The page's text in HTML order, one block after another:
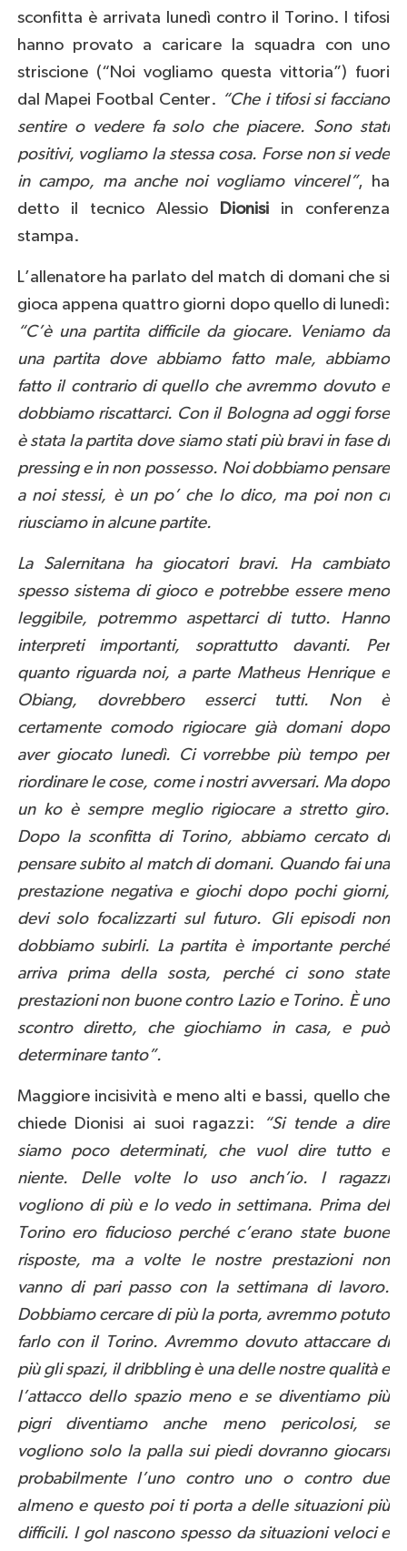
sconfitta è arrivata lunedì contro il Torino. I tifosi
hanno provato a caricare la squadra con uno
striscione (“Noi vogliamo questa vittoria”) fuori
dal Mapei Footbal Center. “Che i tifosi si facciano
sentire o vedere fa solo che piacere. Sono stati
positivi, vogliamo la stessa cosa. Forse non si vede
in campo, ma anche noi vogliamo vincerel”, ha
detto il tecnico Alessio
Dionisi in conferenza
stampa.
L’allenatore ha parlato del match di domani che si
gioca appena quattro giorni dopo quello di lunedì:
“C’è una partita difficile da giocare. Veniamo da
una partita dove abbiamo fatto male, abbiamo
fatto il contrario di quello che avremmo dovuto e
dobbiamo riscattarci. Con il Bologna ad oggi forse
è stata la partita dove siamo stati più bravi in fase di
pressing e in non possesso. Noi dobbiamo pensare
a noi stessi, è un po’ che lo dico, ma poi non ci
riusciamo in alcune partite.
La Salernitana ha giocatori bravi. Ha cambiato
spesso sistema di gioco e potrebbe essere meno
leggibile, potremmo aspettarci di tutto. Hanno
interpreti importanti, soprattutto davanti. Per
quanto riguarda noi, a parte Matheus Henrique e
Obiang, dovrebbero esserci tutti. Non è
certamente comodo rigiocare già domani dopo
aver giocato lunedì. Ci vorrebbe più tempo per
riordinare le cose, come i nostri avversari. Ma dopo
un ko è sempre meglio rigiocare a stretto giro.
Dopo la sconfitta di Torino, abbiamo cercato di
pensare subito al match di domani. Quando fai una
prestazione negativa e giochi dopo pochi giorni,
devi solo focalizzarti sul futuro. Gli episodi non
dobbiamo subirli. La partita è importante perché
arriva prima della sosta, perché ci sono state
prestazioni non buone contro Lazio e Torino. È uno
scontro diretto, che giochiamo in casa, e può
determinare tanto”.
Maggiore incisività e meno alti e bassi, quello che
chiede Dionisi ai suoi ragazzi:
“Si tende a dire
siamo poco determinati, che vuol dire tutto e
niente. Delle volte lo uso anch’io. I ragazzi
vogliono di più e lo vedo in settimana. Prima del
Torino ero fiducioso perché c’erano state buone
risposte, ma a volte le nostre prestazioni non
vanno di pari passo con la settimana di lavoro.
Dobbiamo cercare di più la porta, avremmo potuto
farlo con il Torino. Avremmo dovuto attaccare di
più gli spazi, il dribbling è una delle nostre qualità e
l’attacco dello spazio meno e se diventiamo più
pigri diventiamo anche meno pericolosi, se
vogliono solo la palla sui piedi dovranno giocarsi
probabilmente l’uno contro uno o contro due
almeno e questo poi ti porta a delle situazioni più
difficili. I gol nascono spesso da situazioni veloci e